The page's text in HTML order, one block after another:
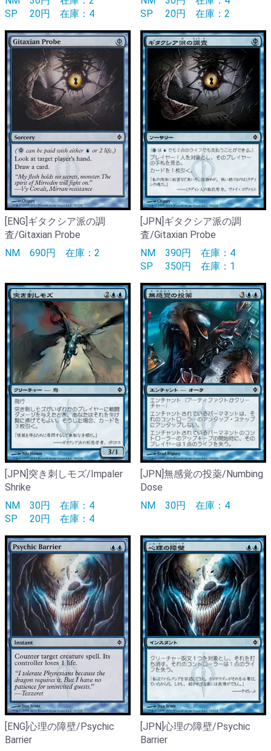
SP
20円 在庫：4
SP
20円 在庫：2
[ENG]ギタクシア派の調
査/Gitaxian Probe
NM 690円 在庫：2
[JPN]ギタクシア派の調
査/Gitaxian Probe
NM 390円 在庫：4
SP
350円 在庫：1
[JPN]突き刺しモズ/Impaler
Shrike
NM 30円 在庫：4
SP
20円 在庫：4
[JPN]無感覚の投薬/Numbing
Dose
NM 30円 在庫：4
[ENG]心理の障壁/Psychic
Barrier
[JPN]心理の障壁/Psychic
Barrier